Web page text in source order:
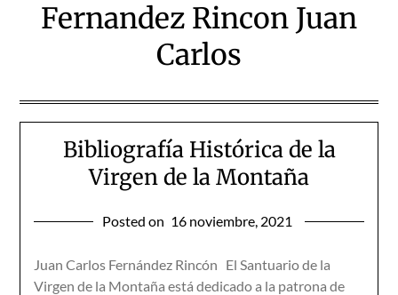
Fernandez Rincon Juan
Carlos
Bibliografía Histórica de la
Virgen de la Montaña
Posted on 16 noviembre, 2021
Juan Carlos Fernández Rincón El Santuario de la
Virgen de la Montaña está dedicado a la patrona de